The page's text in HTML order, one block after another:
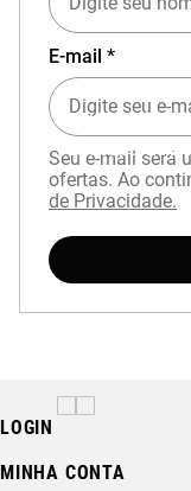
Baixe o
com cupom
E-mail *
Seu e-mail será
ofertas. Ao
de Privacidade.
LOGIN
MINHA CONTA